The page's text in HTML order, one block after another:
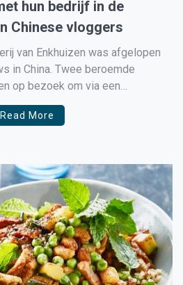
hun bedrijf in de
Chinese vloggers
van Enkhuizen was afgelopen
in China. Twee beroemde
op bezoek om via een
de slijterij te laten zien.
met haar man Matthijs Jansen
Read More